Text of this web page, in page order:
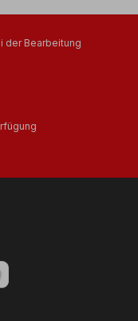
der Bearbeitung